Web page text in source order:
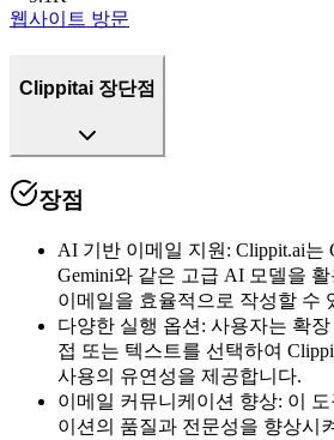
웹사이트 방문
Clippitai 장단점
장점
AI 기반 이메일 지원 : Clippit.ai는
Gemini와 같은 고급 AI 모델을
이메일을 효율적으로 작성할 수
다양한 실행 옵션 : 사용자는 확장
접 또는 텍스트를 선택하여
사용의 유연성을 제공합니다.
이메일 커뮤니케이션 향상: 이
이션의 품질과 전문성을 향상시